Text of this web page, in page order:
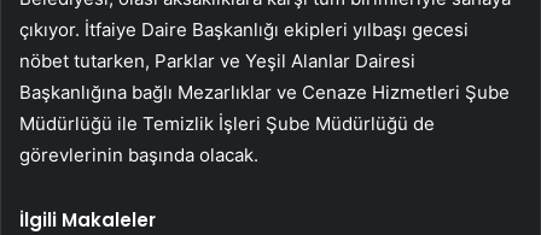
çıkıyor. İtfaiye Daire Başkanlığı ekipleri yılbaşı gecesi
nöbet tutarken, Parklar ve Yeşil Alanlar Dairesi
Başkanlığına bağlı Mezarlıklar ve Cenaze Hizmetleri Şube
Müdürlüğü ile Temizlik İşleri Şube Müdürlüğü de
görevlerinin başında olacak.
İlgili Makaleler